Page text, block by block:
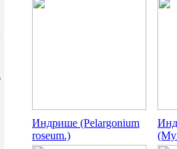
Индрише (Pelargonium
roseum.)